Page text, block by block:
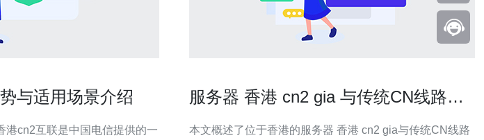
与适用场景介绍
服务器 香港 cn2 gia 与传统CN线路的
本文概述了位于香港的服务器 香港 cn2 gia与传统CN线路